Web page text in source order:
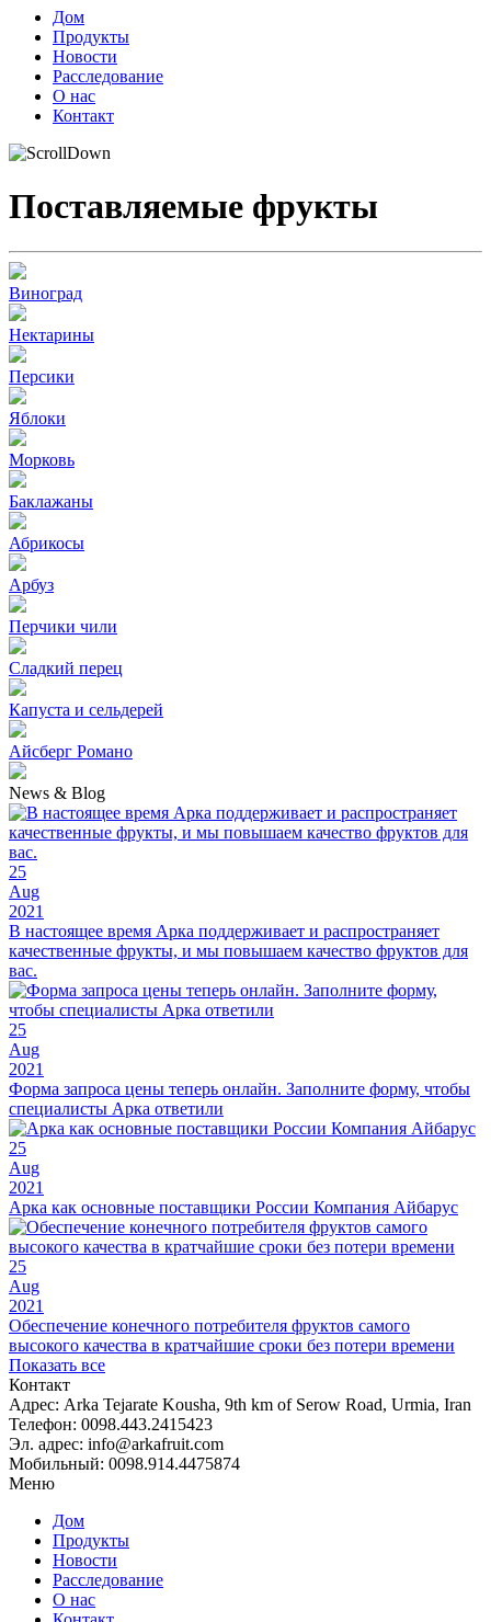
Дом
Продукты
Новости
Расследование
О нас
Контакт
Поставляемые фрукты
Виноград
Нектарины
Персики
Яблоки
Морковь
Баклажаны
Абрикосы
Арбуз
Перчики чили
Сладкий перец
Капуста и сельдерей
Айсберг Романо
News & Blog
25
Aug
2021
В настоящее время Арка поддерживает и распространяет
качественные фрукты, и мы повышаем качество фруктов для
вас.
25
Aug
2021
Форма запроса цены теперь онлайн. Заполните форму, чтобы
специалисты Арка ответили
25
Aug
2021
Арка как основные поставщики России Компания Айбарус
25
Aug
2021
Обеспечение конечного потребителя фруктов самого
высокого качества в кратчайшие сроки без потери времени
Показать все
Контакт
Адрес: Arka Tejarate Kousha, 9th km of Serow Road, Urmia, Iran
Телефон: 0098.443.2415423
Эл. адрес: info@arkafruit.com
Мобильный: 0098.914.4475874
Меню
Дом
Продукты
Новости
Расследование
О нас